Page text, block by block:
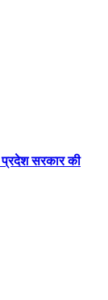
प्रदेश सरकार की